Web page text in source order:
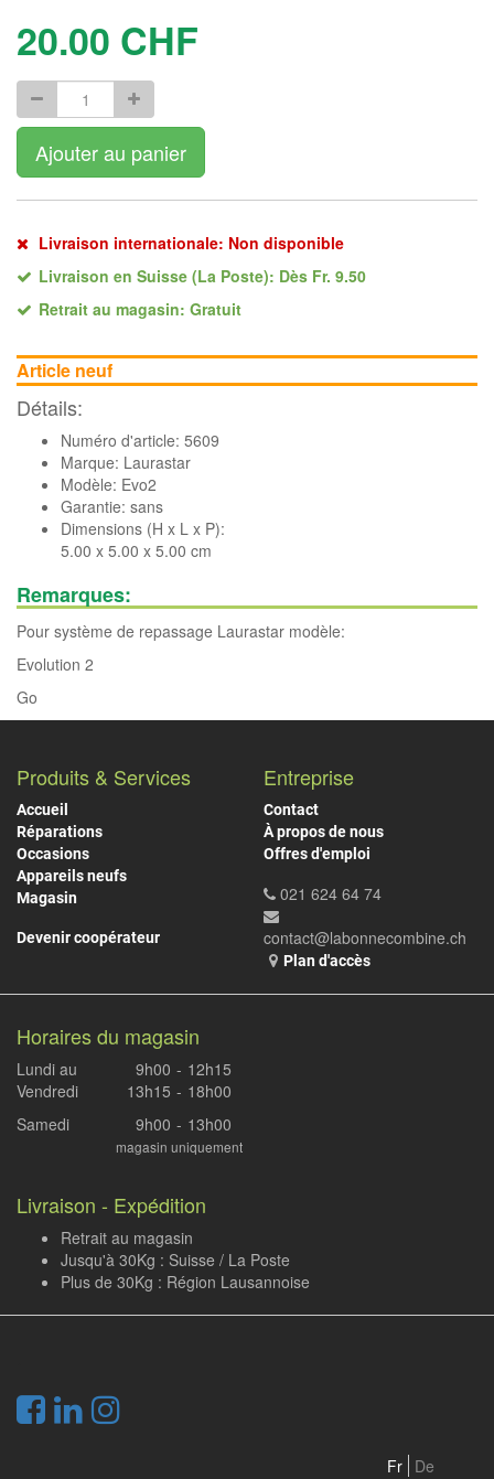
20.00 CHF
Ajouter au panier
Livraison internationale: Non disponible
Livraison en Suisse (La Poste): Dès Fr. 9.50
Retrait au magasin: Gratuit
Article neuf
Détails:
Numéro d'article: 5609
Marque: Laurastar
Modèle: Evo2
Garantie: sans
Dimensions (H x L x P):
5.00 x 5.00 x 5.00 cm
Remarques:
Pour système de repassage Laurastar modèle:
Evolution 2
Go
Produits & Services
Accueil
Réparations
Occasions
Appareils neufs
Magasin
Devenir coopérateur
Entreprise
Contact
À propos de nous
Offres d'emploi
021 624 64 74
contact@labonnecombine.ch
Plan d'accès
Horaires du magasin
Lundi au
Vendredi
9h00
13h15
-
-
12h15
18h00
Samedi
9h00 - 13h00
magasin uniquement
Livraison - Expédition
Retrait au magasin
Jusqu'à 30Kg : Suisse / La Poste
Plus de 30Kg : Région Lausannoise
Fr De